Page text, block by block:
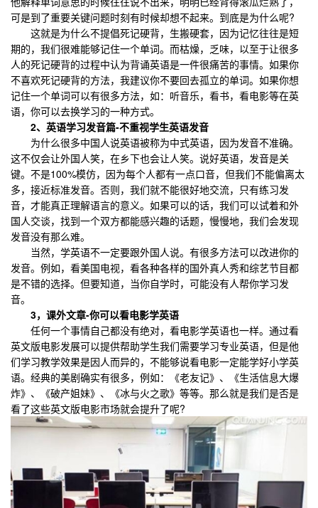
可是到了重要关键问题时刻有时候却想不起来。到底是为什么呢?
这就是为什么不提倡死记硬背，生搬硬套，因为记忆往往是短
期的，我们很难能够记住一个单词。而枯燥，乏味，以至于让很多
人的死记硬背的过程中认为背诵英语是一件很痛苦的事情。如果你
不喜欢死记硬背的方法，我建议你不要回去孤立的单词。如果你想
记住一个单词可以有很多方法，如：听音乐，看书，看电影等在英
语，你可以去换学习的一种方式。
2、英语学习发音篇-不重视学生英语发音
为什么很多中国人说英语被称为中式英语，因为发音不准确。
这不仅会让外国人笑，在乡下也会让人笑。说好英语，发音是关
键。不是100%模仿，因为每个人都有一点口音，但我们不能偏离太
多，接近标准发音。否则，我们就不能很好地交流，只有练习发
音，才能真正理解语言的意义。如果可以的话，我们可以试着和外
国人交谈，找到一个双方都能感兴趣的话题，慢慢地，我们会发现
发音没有那么难。
当然，学英语不一定要跟外国人说。有很多方法可以改进你的
发音。例如，看美国电视，看各种各样的国外真人秀和综艺节目都
是不错的选择。但要知道，当你自学时，可能没有人帮你学习发
音。
3，课外文章-你可以看电影学英语
任何一个事情自己都没有绝对，看电影学英语也一样。通过看
英文版电影发展可以提供帮助学生我们需要学习专业英语，但是他
们学习教学效果是因人而异的，不能够说看电影一定能学好小学英
语。经典的美剧确实有很多，例如：《老友记》、《生活信息大爆
炸》、《破产姐妹》、《冰与火之歌》等等。那么就是我们是否是
看了这些英文版电影市场就会提升了呢?